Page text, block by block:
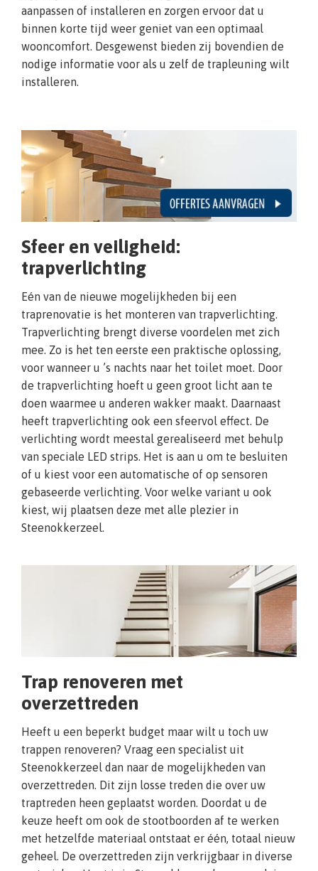
aanpassen of installeren en zorgen ervoor dat u
binnen korte tijd weer geniet van een optimaal
wooncomfort. Desgewenst bieden zij bovendien de
nodige informatie voor als u zelf de trapleuning wilt
installeren.
Sfeer en veiligheid:
trapverlichting
Eén van de nieuwe mogelijkheden bij een
traprenovatie is het monteren van trapverlichting.
Trapverlichting brengt diverse voordelen met zich
mee. Zo is het ten eerste een praktische oplossing,
voor wanneer u ’s nachts naar het toilet moet. Door
de trapverlichting hoeft u geen groot licht aan te
doen waarmee u anderen wakker maakt. Daarnaast
heeft trapverlichting ook een sfeervol effect. De
verlichting wordt meestal gerealiseerd met behulp
van speciale LED strips. Het is aan u om te besluiten
of u kiest voor een automatische of op sensoren
gebaseerde verlichting. Voor welke variant u ook
kiest, wij plaatsen deze met alle plezier in
Steenokkerzeel.
Trap renoveren met
overzettreden
Heeft u een beperkt budget maar wilt u toch uw
trappen renoveren? Vraag een specialist uit
Steenokkerzeel dan naar de mogelijkheden van
overzettreden. Dit zijn losse treden die over uw
traptreden heen geplaatst worden. Doordat u de
keuze heeft om ook de stootboorden af te werken
met hetzelfde materiaal ontstaat er één, totaal nieuw
geheel. De overzettreden zijn verkrijgbaar in diverse